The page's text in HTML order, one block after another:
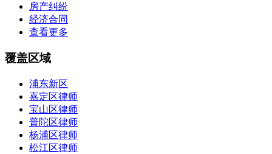
房产纠纷
经济合同
查看更多
覆盖区域
浦东新区
嘉定区律师
宝山区律师
普陀区律师
杨浦区律师
松江区律师